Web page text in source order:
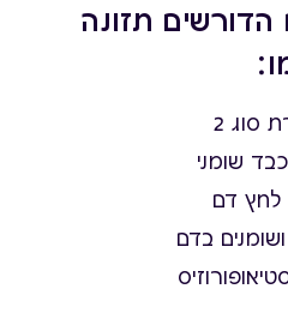
הדורשים תזונה
סוג 2
שומני
לחץ דם
בדם